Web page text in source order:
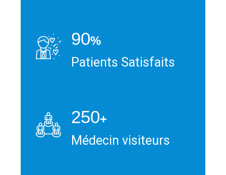
90%
Patients Satisfaits
250+
Médecin visiteurs